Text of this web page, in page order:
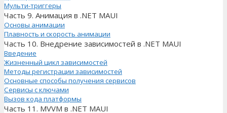
Мульти-триггеры
Часть 9. Анимация в .NET MAUI
Основы анимации
Плавность и скорость анимации
Часть 10. Внедрение зависимостей в .NET MAUI
Введение
Жизненный цикл зависимостей
Методы регистрации зависимостей
Основные способы получения сервисов
Сервисы с ключами
Вызов кода платформы
Часть 11. MVVM в .NET MAUI